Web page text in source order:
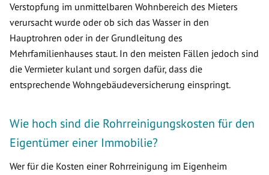
Verstopfung im unmittelbaren Wohnbereich des Mieters
verursacht wurde oder ob sich das Wasser in den
Hauptrohren oder in der Grundleitung des
Mehrfamilienhauses staut. In den meisten Fällen jedoch sind
die Vermieter kulant und sorgen dafür, dass die
entsprechende Wohngebäudeversicherung einspringt.
Wie hoch sind die Rohrreinigungskosten für den
Eigentümer einer Immobilie?
Wer für die Kosten einer Rohrreinigung im Eigenheim